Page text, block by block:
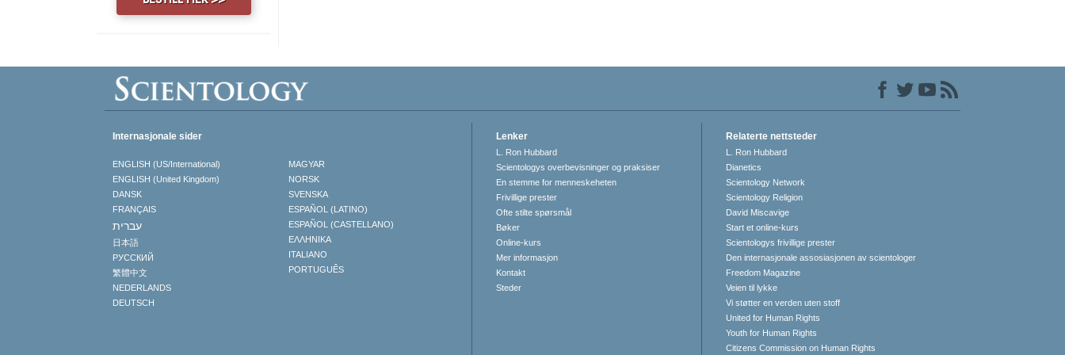
Internasjonale sider
ENGLISH (US/International)
ENGLISH (United Kingdom)
DANSK
FRANÇAIS
עברית
日本語
РУССКИЙ
繁體中文
NEDERLANDS
DEUTSCH
MAGYAR
NORSK
SVENSKA
ESPAÑOL (LATINO)
ESPAÑOL (CASTELLANO)
ΕΛΛΗΝΙΚA
ITALIANO
PORTUGUÊS
Lenker
L. Ron Hubbard
Scientologys overbevisninger og praksiser
En stemme for menneskeheten
Frivillige prester
Ofte stilte spørsmål
Bøker
Online-kurs
Mer informasjon
Kontakt
Steder
Relaterte nettsteder
L. Ron Hubbard
Dianetics
Scientology Network
Scientology Religion
David Miscavige
Start et online-kurs
Scientologys frivillige prester
Den internasjonale assosiasjonen av scientologer
Freedom Magazine
Veien til lykke
Vi støtter en verden uten stoff
United for Human Rights
Youth for Human Rights
Citizens Commission on Human Rights